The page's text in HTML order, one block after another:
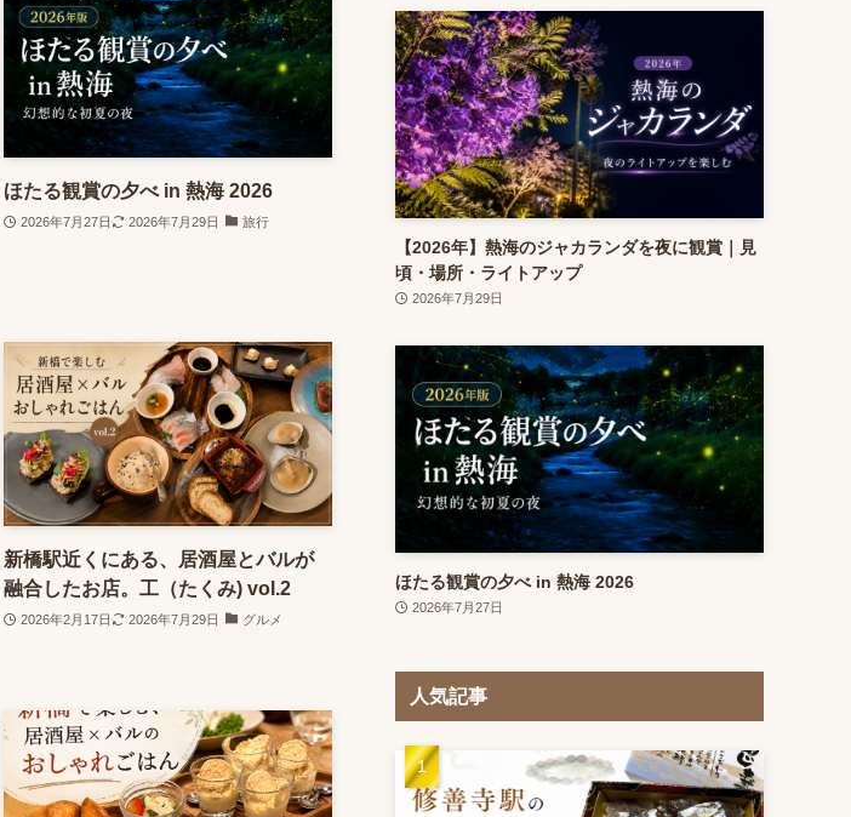
ほたる観賞の夕べ in 熱海 2026
2026年7月27日 2026年7月29日 旅行
新橋駅近くにある、居酒屋とバルが
融合したお店。工（たくみ) vol.2
2026年2月17日 2026年7月29日 グルメ
【2026年】熱海のジャカランダを夜に観賞｜見
頃・場所・ライトアップ
2026年7月29日
ほたる観賞の夕べ in 熱海 2026
2026年7月27日
人気記事